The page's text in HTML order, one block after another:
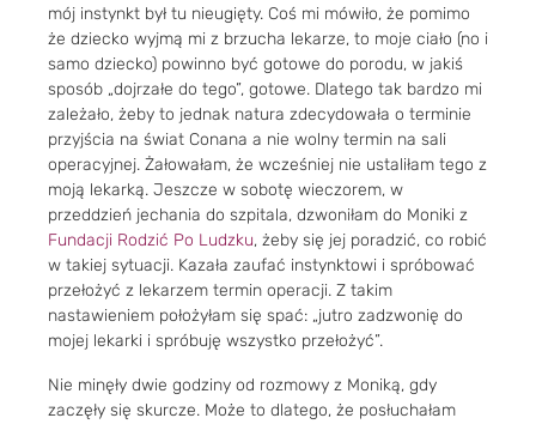
mój instynkt był tu nieugięty. Coś mi mówiło, że pomimo
że dziecko wyjmą mi z brzucha lekarze, to moje ciało (no i
samo dziecko) powinno być gotowe do porodu, w jakiś
sposób „dojrzałe do tego”, gotowe. Dlatego tak bardzo mi
zależało, żeby to jednak natura zdecydowała o terminie
przyjścia na świat Conana a nie wolny termin na sali
operacyjnej. Żałowałam, że wcześniej nie ustaliłam tego z
moją lekarką. Jeszcze w sobotę wieczorem, w
przeddzień jechania do szpitala, dzwoniłam do Moniki z
Fundacji Rodzić Po Ludzku, żeby się jej poradzić, co robić
w takiej sytuacji. Kazała zaufać instynktowi i spróbować
przełożyć z lekarzem termin operacji. Z takim
nastawieniem położyłam się spać: „jutro zadzwonię do
mojej lekarki i spróbuję wszystko przełożyć”.
Nie minęły dwie godziny od rozmowy z Moniką, gdy
zaczęły się skurcze. Może to dlatego, że posłuchałam